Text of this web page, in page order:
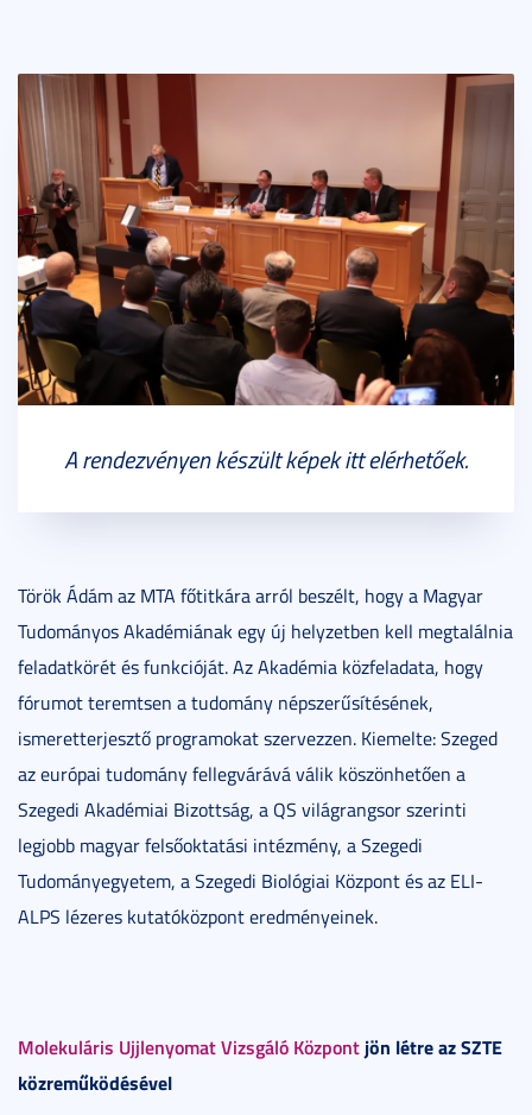
A rendezvényen készült képek itt elérhetőek.
Török Ádám az MTA főtitkára arról beszélt, hogy a Magyar
Tudományos Akadémiának egy új helyzetben kell megtalálnia
feladatkörét és funkcióját. Az Akadémia közfeladata, hogy
fórumot teremtsen a tudomány népszerűsítésének,
ismeretterjesztő programokat szervezzen. Kiemelte: Szeged
az európai tudomány fellegvárává válik köszönhetően a
Szegedi Akadémiai Bizottság, a QS világrangsor szerinti
legjobb magyar felsőoktatási intézmény, a Szegedi
Tudományegyetem, a Szegedi Biológiai Központ és az ELI-
ALPS lézeres kutatóközpont eredményeinek.
Molekuláris Ujjlenyomat Vizsgáló Központ jön létre az SZTE
közreműködésével